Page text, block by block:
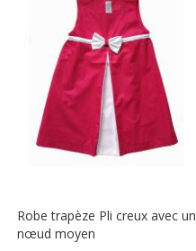
Robe trapèze Pli creux avec un
nœud moyen